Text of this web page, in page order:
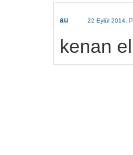
au 22 Eylül 2014,
kenan